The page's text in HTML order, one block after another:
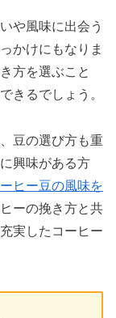
や風味に出会う
かけにもなりま
方を選ぶこと
きるでしょう。
豆の選び方も重
興味がある方
ヒー豆の風味を
ーの挽き方と共
実したコーヒー